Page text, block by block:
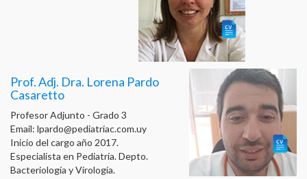
Prof. Adj. Dra. Lorena Pardo
Casaretto
Profesor Adjunto - Grado 3
Email: lpardo@pediatriac.com.uy
Inicio del cargo año 2017.
Especialista en Pediatría. Depto.
Bacteriología y Virología.